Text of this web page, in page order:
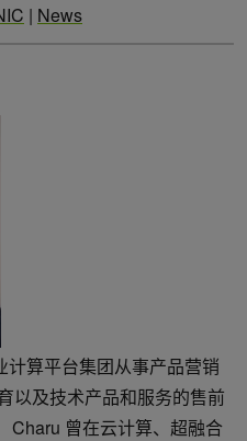
| News
算平台集团从事产品营销
以及技术产品和服务的售前
Charu 曾在云计算、超融合